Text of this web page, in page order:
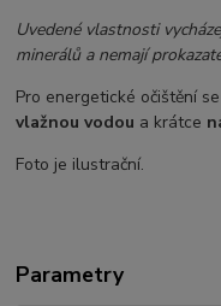
Uvedené vlastnosti
minerálů a nemají
Pro energetické očištění
vlažnou vodou a krátce
Foto je ilustrační.
Parametry